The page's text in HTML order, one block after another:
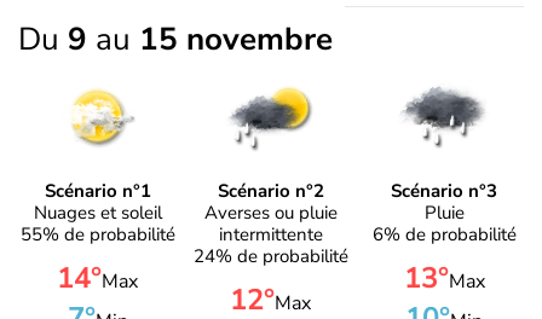
Du 9 au 15 novembre
Scénario n°1
Nuages et soleil
55% de probabilité
14°Max
Scénario n°2
Averses ou pluie
intermittente
24% de probabilité
12°Max
Scénario n°3
Pluie
6% de probabilité
13°Max